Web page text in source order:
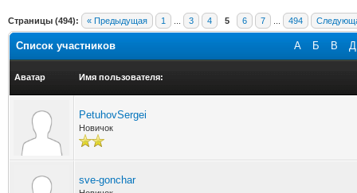
Страницы (494): « Предыдущая 1 3 4 5 6 7 494
А Б В Д
Список участников
Аватар Имя пользователя:
PetuhovSergei
Новичок
sve-gonchar